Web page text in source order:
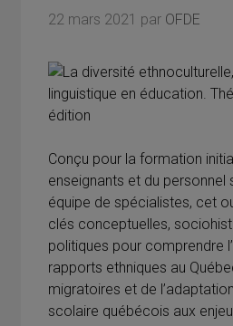
22 mars 2021 par OFDE
Conçu pour la formation
enseignants et du personnel
équipe de spécialistes, cet
clés conceptuelles,
politiques pour comprendre
rapports ethniques au
migratoires et de
scolaire québécois aux